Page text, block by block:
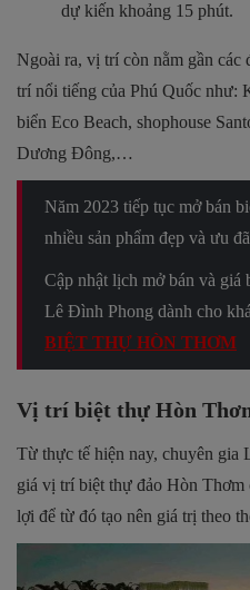
dự kiến khoảng 15 phút.
Ngoài ra, vị trí còn nằm gần các
trí nổi tiếng của Phú Quốc như:
biển Eco Beach, shophouse
Dương Đông,…
Năm 2023 tiếp tục mở bán
nhiều sản phẩm đẹp và ưu
Cập nhật lịch mở bán và giá
Lê Đình Phong dành cho
BIỆT THỰ HÒN THƠM
Vị trí biệt thự Hòn
Từ thực tế hiện nay, chuyên gia
giá vị trí biệt thự đảo Hòn Thơm
lợi để từ đó tạo nên giá trị theo